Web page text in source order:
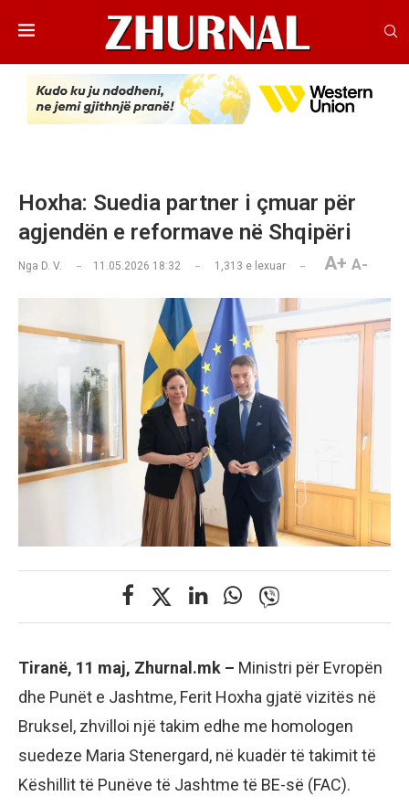
Hoxha: Suedia partner i çmuar për
agjendën e reformave në Shqipëri
Nga D. V. 11.05.2026 18:32 1,313 e lexuar A+ A-
Tiranë, 11 maj, Zhurnal.mk – Ministri për Evropën
dhe Punët e Jashtme, Ferit Hoxha gjatë vizitës në
Bruksel, zhvilloi një takim edhe me homologen
suedeze Maria Stenergard, në kuadër të takimit të
Këshillit të Punëve të Jashtme të BE-së (FAC).